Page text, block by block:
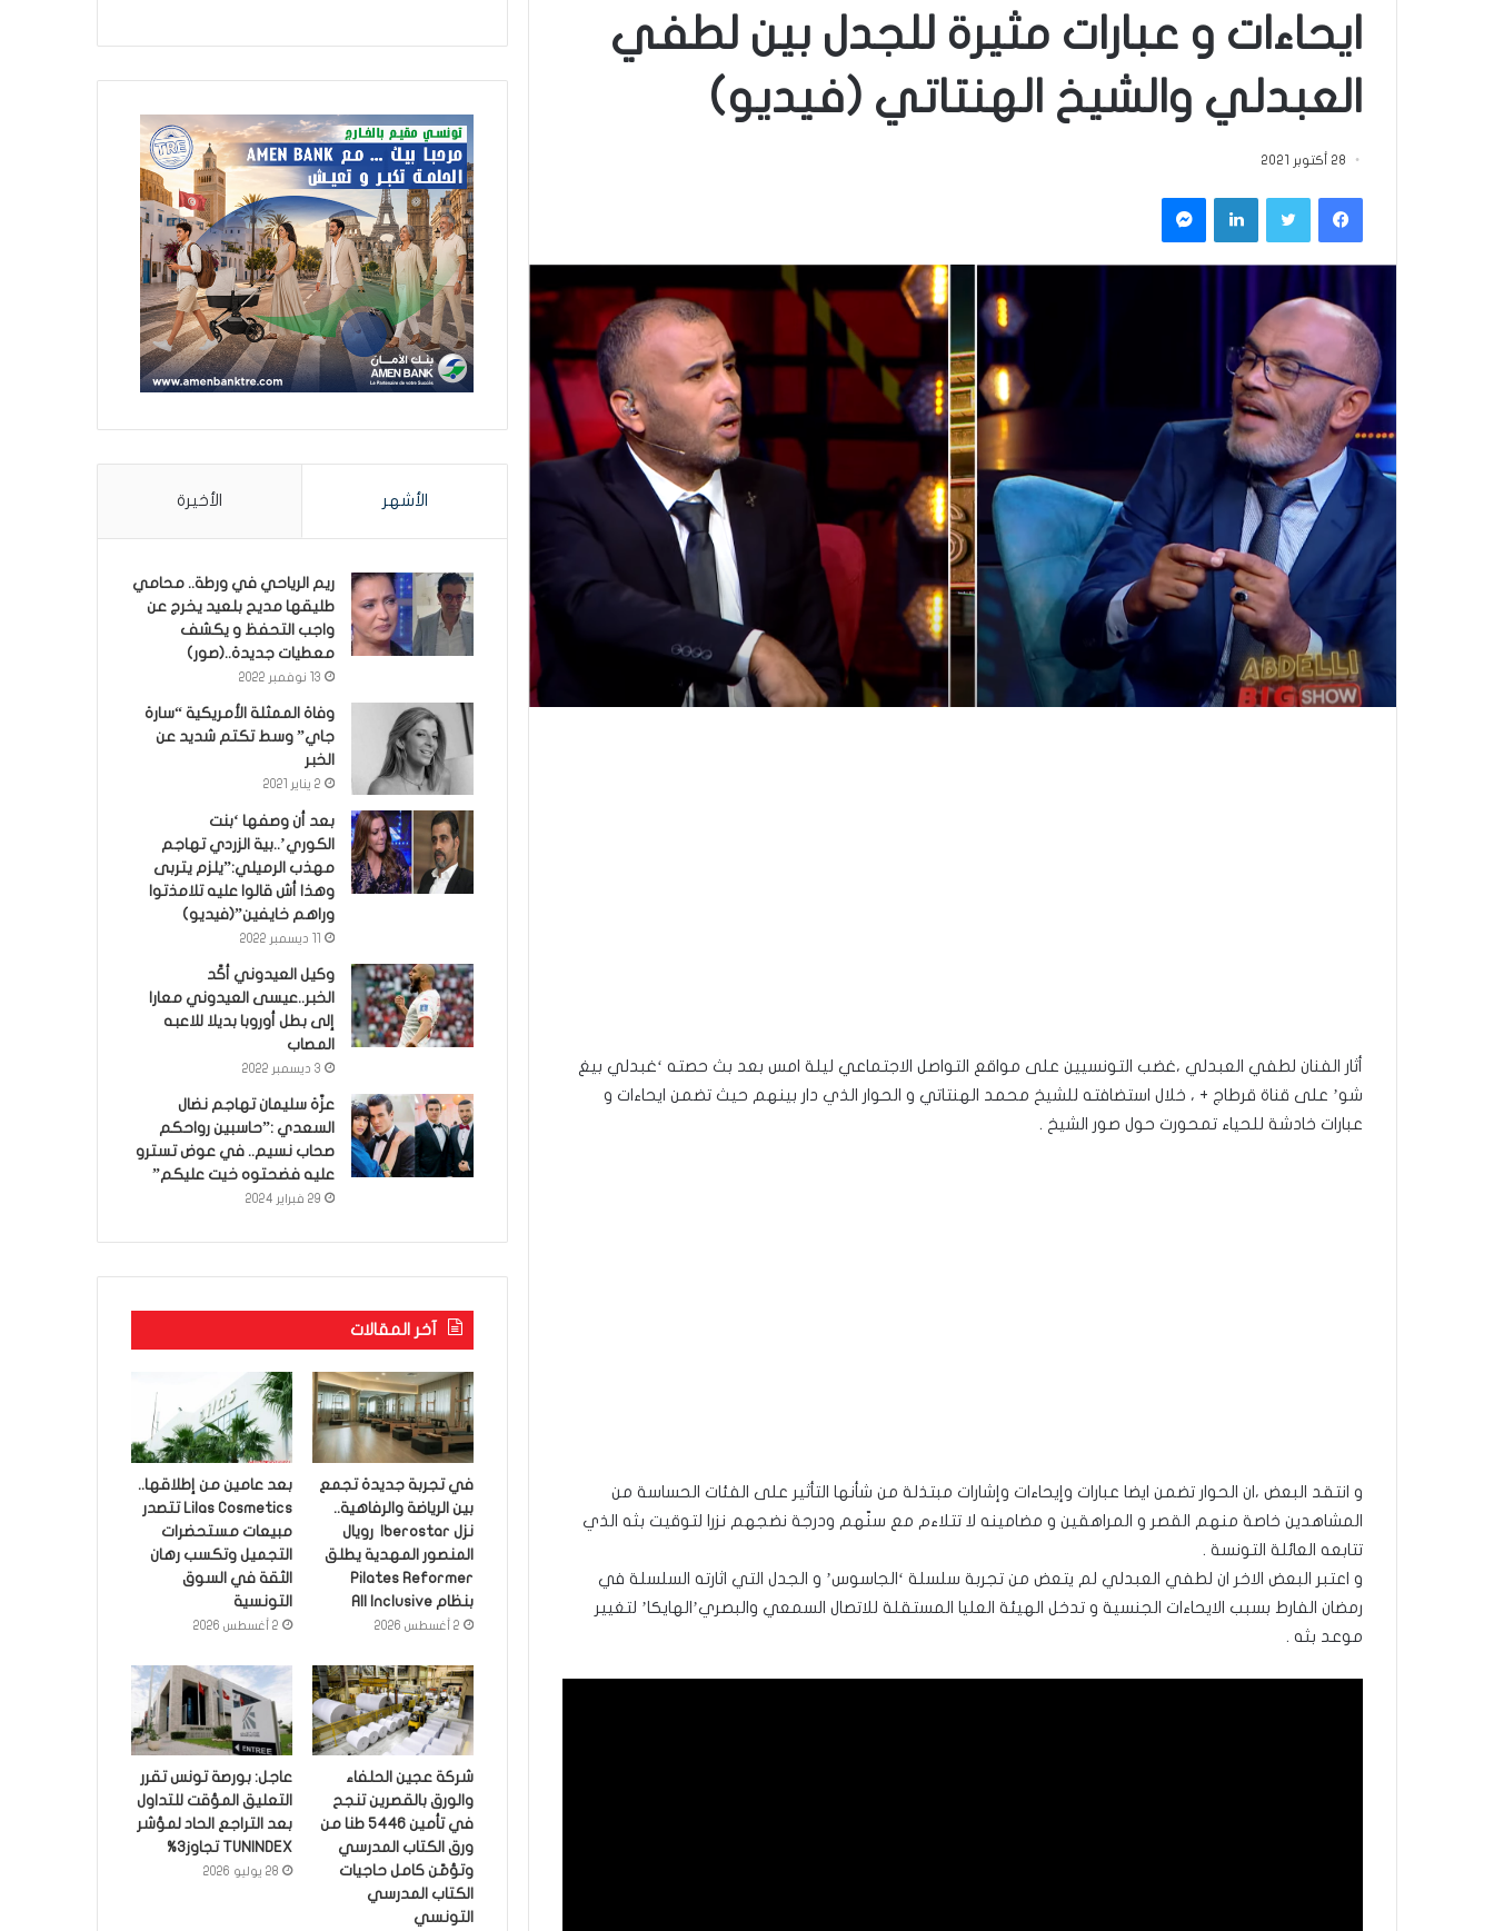
ايحاءات و عبارات مثيرة للجدل بين لطفي
العبدلي والشيخ الهنتاتي (فيديو)
28 أكتوبر 2021
فيسبوكتويتر لينكدإن ماسنجر
أثار الفنان لطفي العبدلي ،غضب التونسيين على مواقع التواصل الاجتماعي ليلة امس بعد بث حصته ‘غبدلي بيغ
شو’ على قناة قرطاج + ، خلال استضافته للشيخ محمد الهنتاتي و الحوار الذي دار بينهم حيث تضمن ايحاءات و
عبارات خادشة للحياء تمحورت حول صور الشيخ .
و انتقد البعض ،ان الحوار تضمن ايضا عبارات وإيحاءات وإشارات مبتذلة من شأنها التأثير على الفئات الحساسة من
المشاهدين خاصة منهم القصر و المراهقين و مضامينه لا تتلاءم مع سنّهم ودرجة نضجهم نزرا لتوقيت بثه الذي
تتابعه العائلة التونسة .
و اعتبر البعض الاخر ان لطفي العبدلي لم يتعض من تجربة سلسلة ‘الجاسوس’ و الجدل التي اثارته السلسلة في
رمضان الفارط بسبب الايحاءات الجنسية و تدخل الهيئة العليا المستقلة للاتصال السمعي والبصري’الهايكا’ لتغيير
موعد بثه .
الأشهر الأخيرة
ريم الرياحي في ورطة.. محامي
طليقها مديح بلعيد يخرج عن
واجب التحفظ و يكشف
معطيات جديدة..(صور)
13 نوفمبر 2022
وفاة الممثلة الأمريكية “سارة
جاي” وسط تكتم شديد عن
الخبر
2 يناير 2021
بعد أن وصفها ‘بنت
الكوري’..بية الزردي تهاجم
مهذب الرميلي:”يلزم يتربى
وهذا أش قالوا عليه تلامذتوا
وراهم خايفين”(فيديو)
وكيل العيدوني أكّد
الخبر..عيسى العيدوني معارا
إلى بطل أوروبا بديلا للاعبه
المصاب
3 ديسمبر 2022
عزّة سليمان تهاجم نضال
السعدي :”حاسبين رواحكم
صحاب نسيم.. في عوض تسترو
عليه فضحتوه خيت عليكم”
29 فبراير 2024
آخر المقالات
في تجربة جديدة تجمع
بين الرياضة والرفاهية..
نزل Iberostar رويال
المنصور المهدية يطلق
Pilates Reformer
بنظام All Inclusive
2 أغسطس 2026
بعد عامين من إطلاقها..
Lilas Cosmetics تتصدر
مبيعات مستحضرات
التجميل وتكسب رهان
الثقة في السوق
التونسية
2 أغسطس 2026
شركة عجين الحلفاء
والورق بالقصرين تنجح
في تأمين 5446 طنا من
ورق الكتاب المدرسي
وتؤمّن كامل حاجيات
الكتاب المدرسي
التونسي
عاجل: بورصة تونس تقرر
التعليق المؤقت للتداول
بعد التراجع الحاد لمؤشر
TUNINDEX تجاوز3%
28 يوليو 2026